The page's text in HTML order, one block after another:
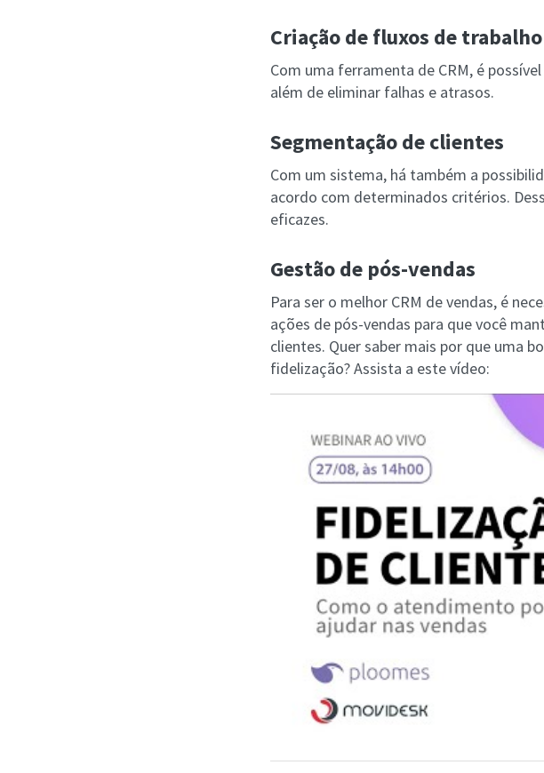
Criação de fluxos de
Com uma ferramenta de CRM, é
além de eliminar falhas e atrasos.
Segmentação de clientes
Com um sistema, há também a
acordo com determinados critérios.
eficazes.
Gestão de pós-vendas
Para ser o melhor CRM de vendas, é
ações de pós-vendas para que você
clientes. Quer saber mais por que uma
fidelização? Assista a este vídeo: